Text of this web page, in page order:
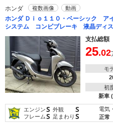
ホンダ 複数画像 動画
ホンダ Ｄｉｏ１１０・ベーシック ア
システム コンビブレーキ 液晶ディ
支払総額
25.02
モ
初
新車
エンジンS 外観 S
フレームS 足まわり S
電気
正常